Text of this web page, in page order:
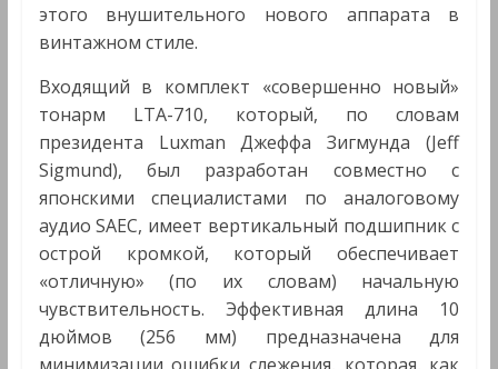
этого внушительного нового аппарата в
винтажном стиле.
Входящий в комплект «совершенно новый»
тонарм LTA-710, который, по словам
президента Luxman Джеффа Зигмунда (Jeff
Sigmund), был разработан совместно с
японскими специалистами по аналоговому
аудио SAEC, имеет вертикальный подшипник с
острой кромкой, который обеспечивает
«отличную» (по их словам) начальную
чувствительность. Эффективная длина 10
дюймов (256 мм) предназначена для